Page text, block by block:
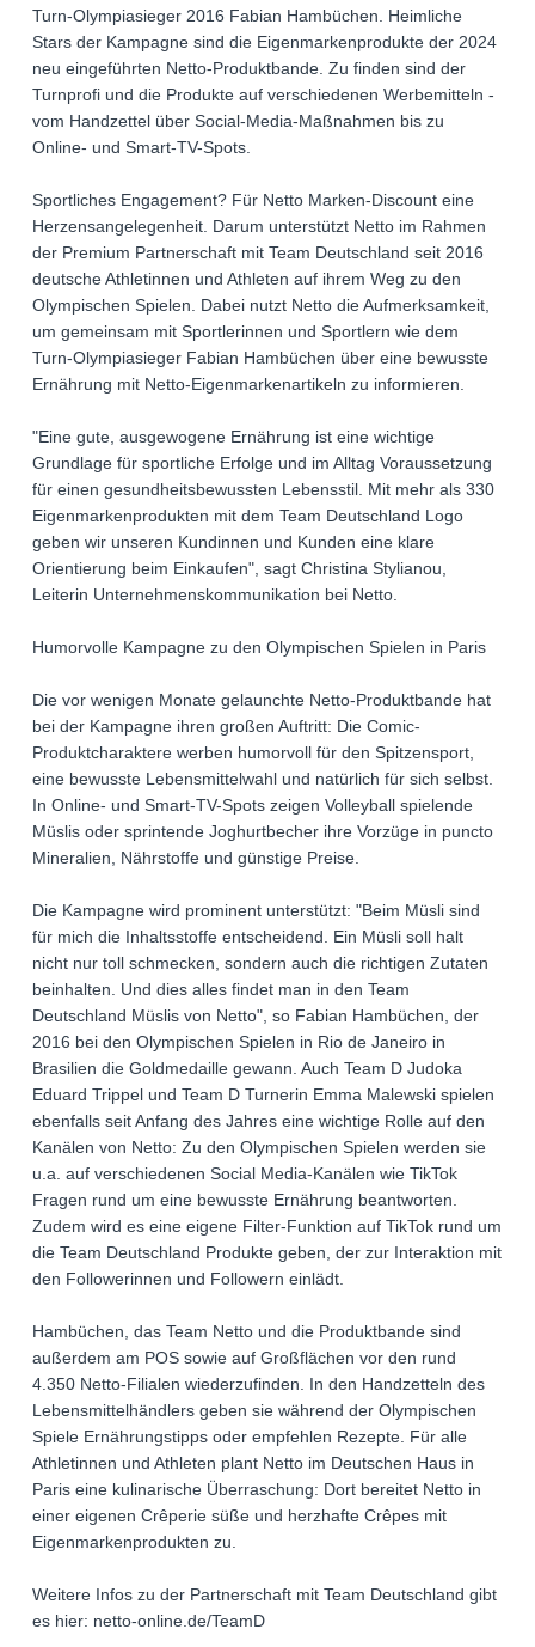
Turn-Olympiasieger 2016 Fabian Hambüchen. Heimliche
Stars der Kampagne sind die Eigenmarkenprodukte der 2024
neu eingeführten Netto-Produktbande. Zu finden sind der
Turnprofi und die Produkte auf verschiedenen Werbemitteln -
vom Handzettel über Social-Media-Maßnahmen bis zu
Online- und Smart-TV-Spots.
Sportliches Engagement? Für Netto Marken-Discount eine
Herzensangelegenheit. Darum unterstützt Netto im Rahmen
der Premium Partnerschaft mit Team Deutschland seit 2016
deutsche Athletinnen und Athleten auf ihrem Weg zu den
Olympischen Spielen. Dabei nutzt Netto die Aufmerksamkeit,
um gemeinsam mit Sportlerinnen und Sportlern wie dem
Turn-Olympiasieger Fabian Hambüchen über eine bewusste
Ernährung mit Netto-Eigenmarkenartikeln zu informieren.
"Eine gute, ausgewogene Ernährung ist eine wichtige
Grundlage für sportliche Erfolge und im Alltag Voraussetzung
für einen gesundheitsbewussten Lebensstil. Mit mehr als 330
Eigenmarkenprodukten mit dem Team Deutschland Logo
geben wir unseren Kundinnen und Kunden eine klare
Orientierung beim Einkaufen", sagt Christina Stylianou,
Leiterin Unternehmenskommunikation bei Netto.
Humorvolle Kampagne zu den Olympischen Spielen in Paris
Die vor wenigen Monate gelaunchte Netto-Produktbande hat
bei der Kampagne ihren großen Auftritt: Die Comic-
Produktcharaktere werben humorvoll für den Spitzensport,
eine bewusste Lebensmittelwahl und natürlich für sich selbst.
In Online- und Smart-TV-Spots zeigen Volleyball spielende
Müslis oder sprintende Joghurtbecher ihre Vorzüge in puncto
Mineralien, Nährstoffe und günstige Preise.
Die Kampagne wird prominent unterstützt: "Beim Müsli sind
für mich die Inhaltsstoffe entscheidend. Ein Müsli soll halt
nicht nur toll schmecken, sondern auch die richtigen Zutaten
beinhalten. Und dies alles findet man in den Team
Deutschland Müslis von Netto", so Fabian Hambüchen, der
2016 bei den Olympischen Spielen in Rio de Janeiro in
Brasilien die Goldmedaille gewann. Auch Team D Judoka
Eduard Trippel und Team D Turnerin Emma Malewski spielen
ebenfalls seit Anfang des Jahres eine wichtige Rolle auf den
Kanälen von Netto: Zu den Olympischen Spielen werden sie
u.a. auf verschiedenen Social Media-Kanälen wie TikTok
Fragen rund um eine bewusste Ernährung beantworten.
Zudem wird es eine eigene Filter-Funktion auf TikTok rund um
die Team Deutschland Produkte geben, der zur Interaktion mit
den Followerinnen und Followern einlädt.
Hambüchen, das Team Netto und die Produktbande sind
außerdem am POS sowie auf Großflächen vor den rund
4.350 Netto-Filialen wiederzufinden. In den Handzetteln des
Lebensmittelhändlers geben sie während der Olympischen
Spiele Ernährungstipps oder empfehlen Rezepte. Für alle
Athletinnen und Athleten plant Netto im Deutschen Haus in
Paris eine kulinarische Überraschung: Dort bereitet Netto in
einer eigenen Crêperie süße und herzhafte Crêpes mit
Eigenmarkenprodukten zu.
Weitere Infos zu der Partnerschaft mit Team Deutschland gibt
es hier: netto-online.de/TeamD